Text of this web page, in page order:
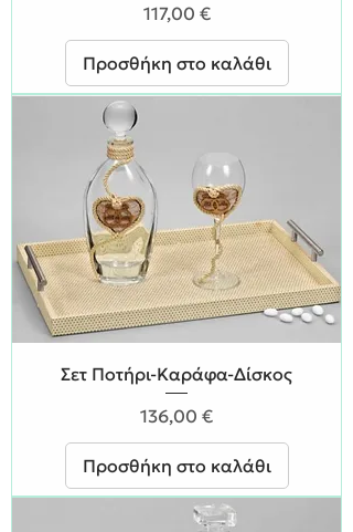
Τιμή
117,00 €
Προσθήκη στο καλάθι
Σετ Ποτήρι-Καράφα-Δίσκος
Τιμή
136,00 €
Προσθήκη στο καλάθι